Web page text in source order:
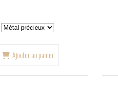
Ajouter au panier